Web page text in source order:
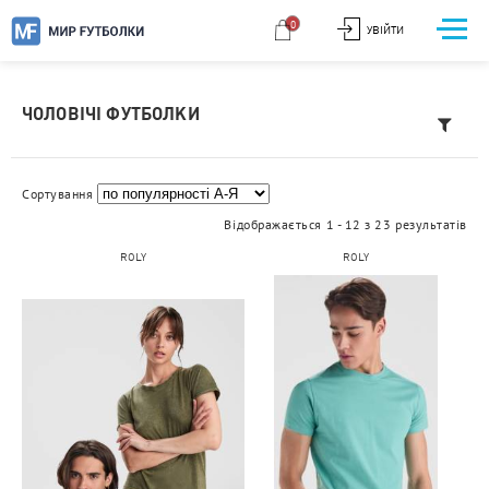
УВІЙТИ
0
ЧОЛОВІЧІ ФУТБОЛКИ
Сортування
Відображається 1 - 12 з 23 результатів
ROLY ROLY